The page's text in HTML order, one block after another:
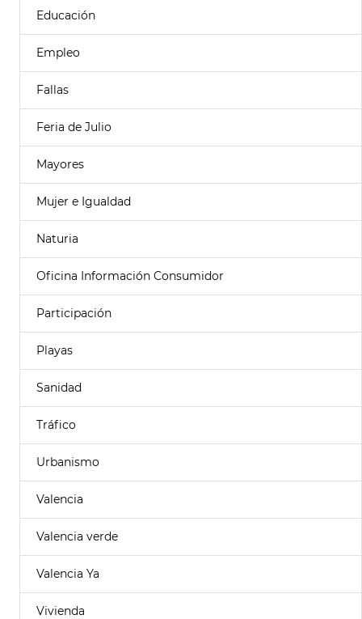
Educación
Empleo
Fallas
Feria de Julio
Mayores
Mujer e Igualdad
Naturia
Oficina Información Consumidor
Participación
Playas
Sanidad
Tráfico
Urbanismo
Valencia
Valencia verde
Valencia Ya
Vivienda